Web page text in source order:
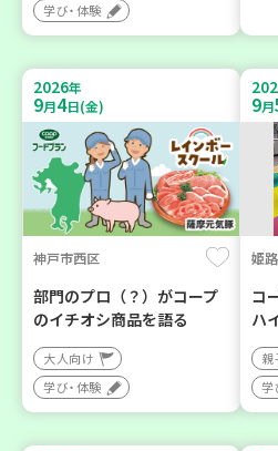
学び・体験
2026年
9月4日(金)
神戸市西区
部門のプロ（？）がコープ
のイチオシ商品を語る
大人向け
学び・体験
9月
姫
コ
ハ
親
学